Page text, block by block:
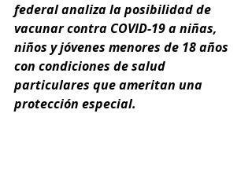
federal analiza la posibilidad de
vacunar contra COVID-19 a niñas,
niños y jóvenes menores de 18 años
con condiciones de salud
particulares que ameritan una
protección especial.